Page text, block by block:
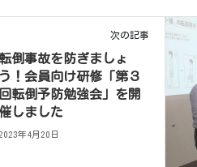
次の記事
転倒事故を防ぎましょ
う！会員向け研修「第３
回転倒予防勉強会」を開
催しました
年4月20日